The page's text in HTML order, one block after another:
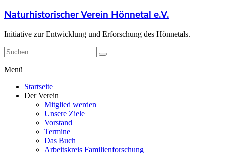
Naturhistorischer Verein Hönnetal e.V.
Initiative zur Entwicklung und Erforschung des Hönnetals.
Menü
Startseite
Der Verein
Mitglied werden
Unsere Ziele
Vorstand
Termine
Das Buch
Arbeitskreis Familienforschung